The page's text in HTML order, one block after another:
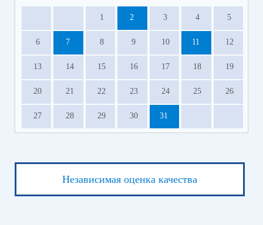
1 2 3 4 5
6 7 8 9 10 11 12
13 14 15 16 17 18 19
20 21 22 23 24 25 26
27 28 29 30 31
Независимая оценка качества